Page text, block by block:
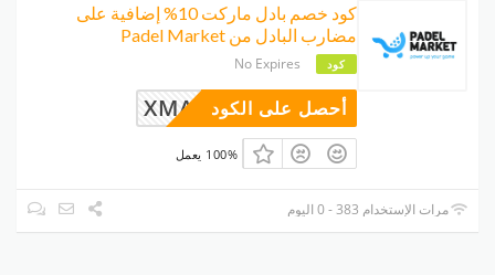
كود خصم بادل ماركت 10% إضافية على
مضارب البادل من Padel Market
كود No Expires
XMAS10أحصل على الكود
100% يعمل
مرات الإستخدام 383 - 0 اليوم